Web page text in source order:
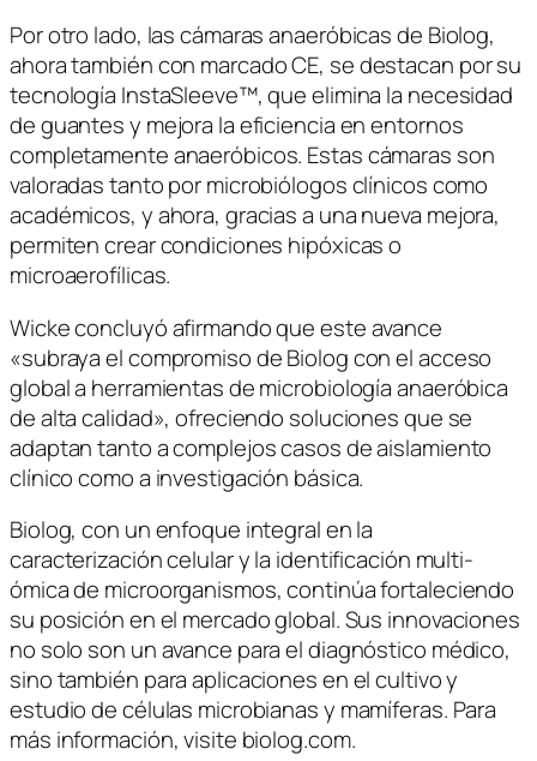
Por otro lado, las cámaras anaeróbicas de Biolog,
ahora también con marcado CE, se destacan por su
tecnología InstaSleeve™, que elimina la necesidad
de guantes y mejora la eficiencia en entornos
completamente anaeróbicos. Estas cámaras son
valoradas tanto por microbiólogos clínicos como
académicos, y ahora, gracias a una nueva mejora,
permiten crear condiciones hipóxicas o
microaerofílicas.
Wicke concluyó afirmando que este avance
«subraya el compromiso de Biolog con el acceso
global a herramientas de microbiología anaeróbica
de alta calidad», ofreciendo soluciones que se
adaptan tanto a complejos casos de aislamiento
clínico como a investigación básica.
Biolog, con un enfoque integral en la
caracterización celular y la identificación multi-
ómica de microorganismos, continúa fortaleciendo
su posición en el mercado global. Sus innovaciones
no solo son un avance para el diagnóstico médico,
sino también para aplicaciones en el cultivo y
estudio de células microbianas y mamíferas. Para
más información, visite biolog.com.